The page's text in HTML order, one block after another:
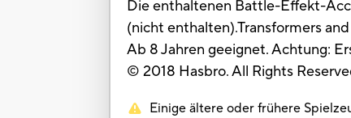
Die enthaltenen Battle-Effekt-
(nicht enthalten).Transformers
Ab 8 Jahren geeignet. Achtung:
© 2018 Hasbro. All Rights
Einige ältere oder frühere